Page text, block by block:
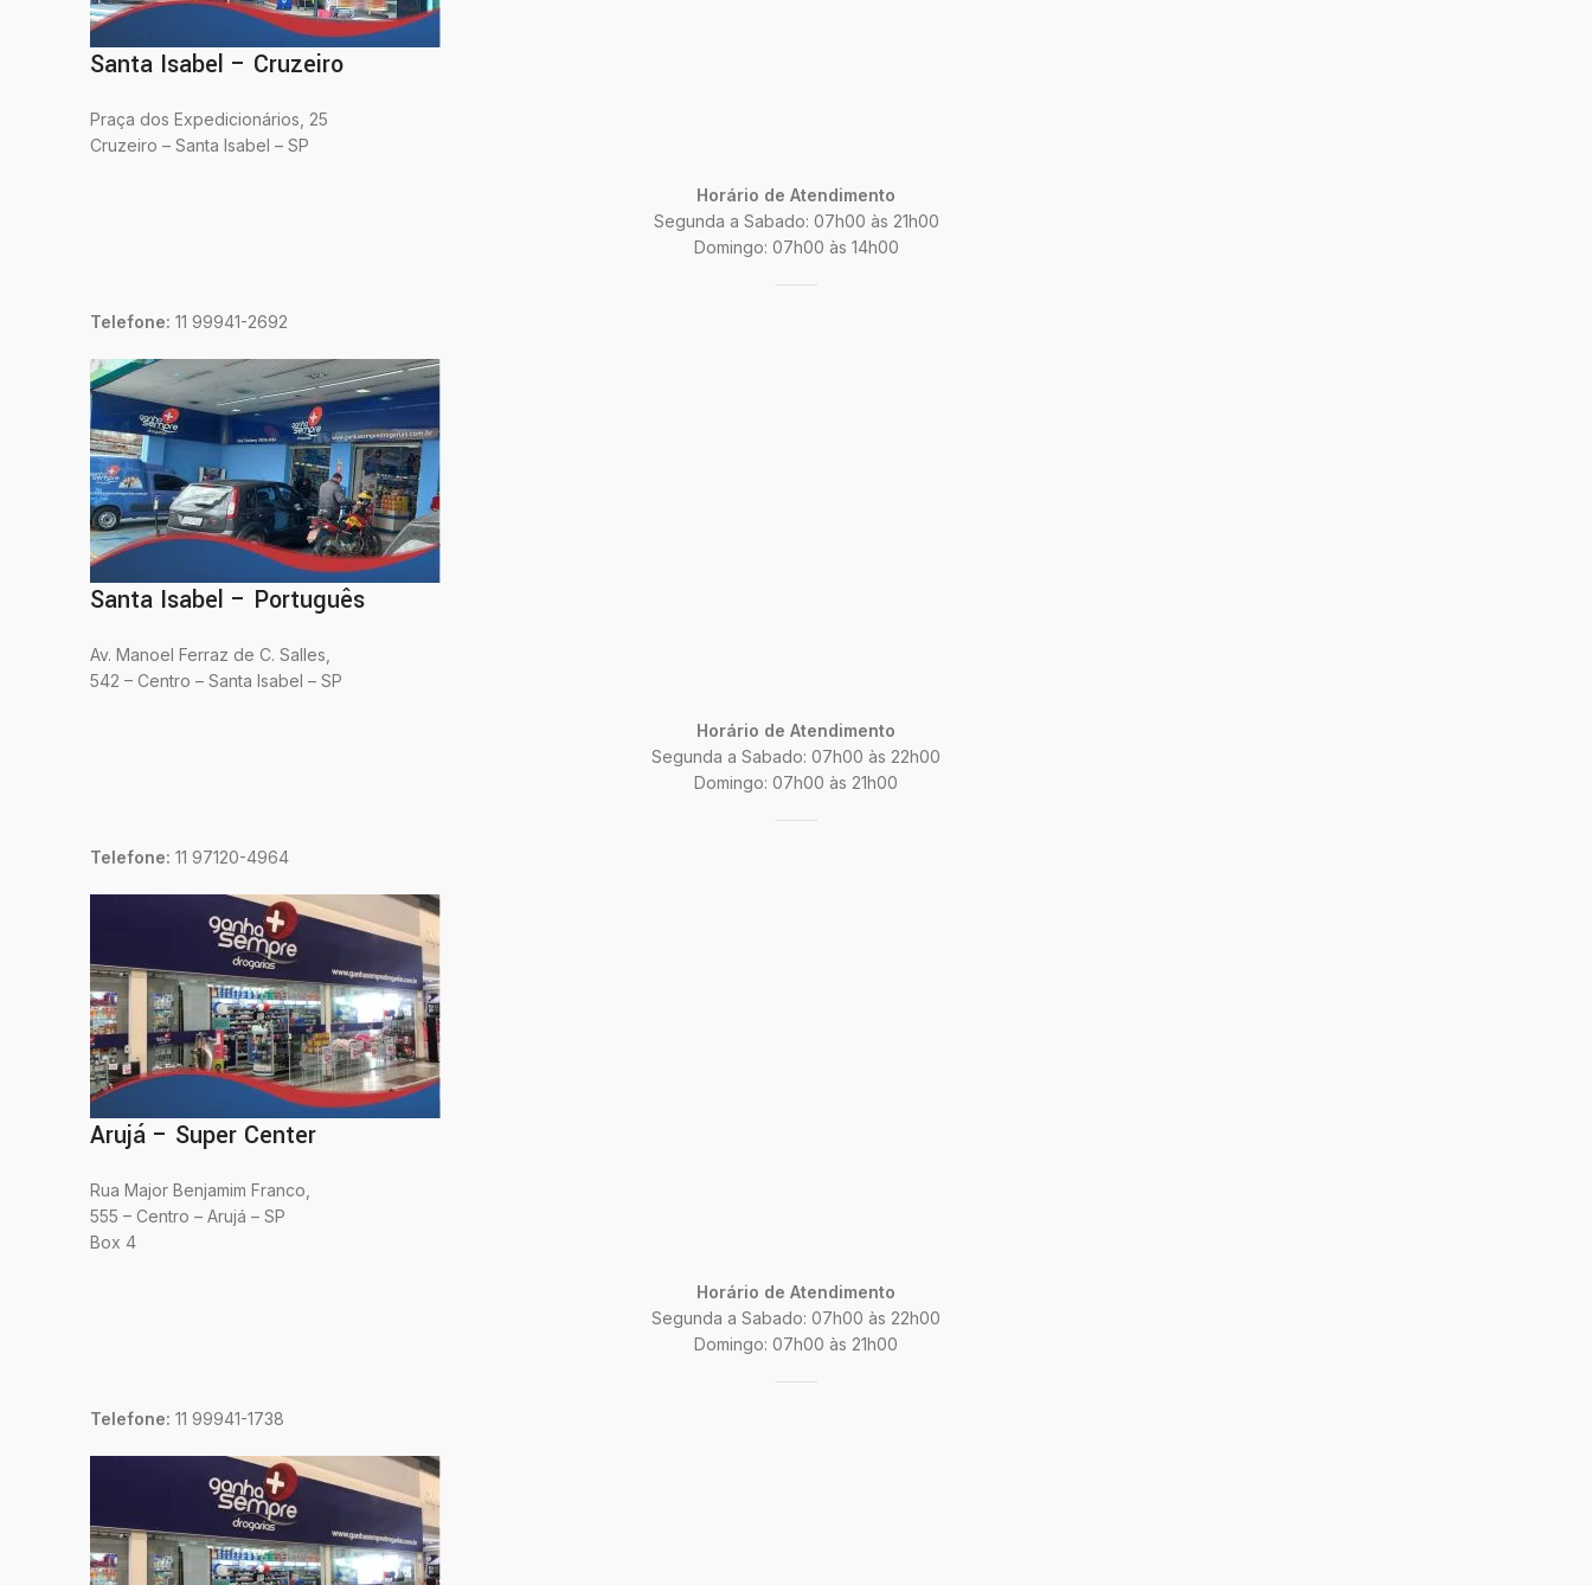
Santa Isabel – Cruzeiro
Praça dos Expedicionários, 25
Cruzeiro – Santa Isabel – SP
Horário de Atendimento
Segunda a Sabado: 07h00 às 21h00
Domingo: 07h00 às 14h00
Telefone: 11 99941-2692
Santa Isabel – Português
Av. Manoel Ferraz de C. Salles,
542 – Centro – Santa Isabel – SP
Horário de Atendimento
Segunda a Sabado: 07h00 às 22h00
Domingo: 07h00 às 21h00
Telefone: 11 97120-4964
Arujá – Super Center
Rua Major Benjamim Franco,
555 – Centro – Arujá – SP
Box 4
Horário de Atendimento
Segunda a Sabado: 07h00 às 22h00
Domingo: 07h00 às 21h00
Telefone: 11 99941-1738